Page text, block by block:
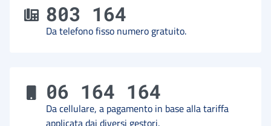
803 164
Da telefono fisso numero gratuito.
06 164 164
Da cellulare, a pagamento in base alla tariffa